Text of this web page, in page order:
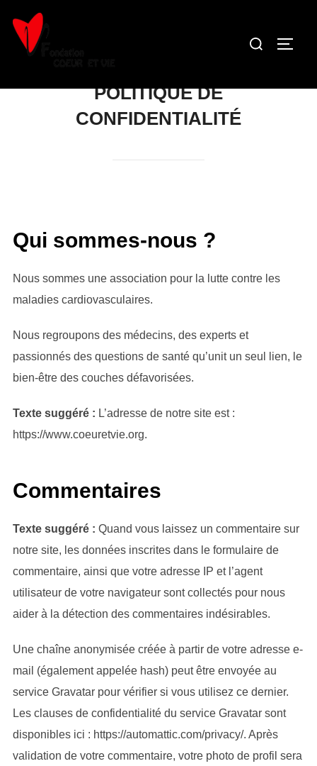
contenu
Rechercher :
POLITIQUE DE
CONFIDENTIALITÉ
Qui sommes-nous ?
Nous sommes une association pour la lutte contre les
maladies cardiovasculaires.
Nous regroupons des médecins, des experts et
passionnés des questions de santé qu’unit un seul lien, le
bien-être des couches défavorisées.
Texte suggéré : L’adresse de notre site est :
https://www.coeuretvie.org.
Commentaires
Texte suggéré : Quand vous laissez un commentaire sur
notre site, les données inscrites dans le formulaire de
commentaire, ainsi que votre adresse IP et l’agent
utilisateur de votre navigateur sont collectés pour nous
aider à la détection des commentaires indésirables.
Une chaîne anonymisée créée à partir de votre adresse e-
mail (également appelée hash) peut être envoyée au
service Gravatar pour vérifier si vous utilisez ce dernier.
Les clauses de confidentialité du service Gravatar sont
disponibles ici : https://automattic.com/privacy/. Après
validation de votre commentaire, votre photo de profil sera